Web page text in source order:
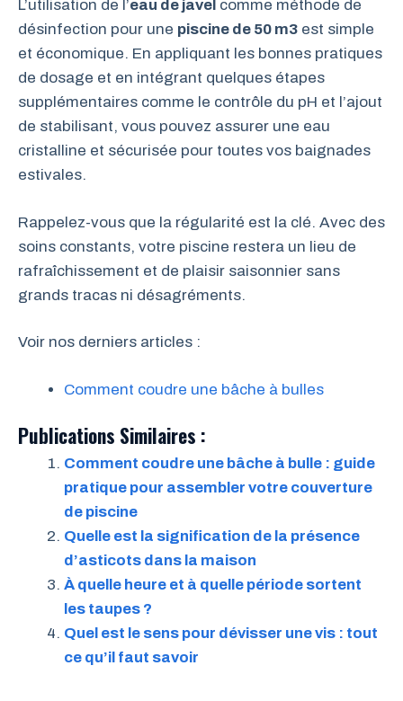
L’utilisation de l’eau de javel comme méthode de
désinfection pour une piscine de 50 m3 est simple
et économique. En appliquant les bonnes pratiques
de dosage et en intégrant quelques étapes
supplémentaires comme le contrôle du pH et l’ajout
de stabilisant, vous pouvez assurer une eau
cristalline et sécurisée pour toutes vos baignades
estivales.
Rappelez-vous que la régularité est la clé. Avec des
soins constants, votre piscine restera un lieu de
rafraîchissement et de plaisir saisonnier sans
grands tracas ni désagréments.
Voir nos derniers articles :
Comment coudre une bâche à bulles
Publications Similaires :
Comment coudre une bâche à bulle : guide
pratique pour assembler votre couverture
de piscine
Quelle est la signification de la présence
d’asticots dans la maison
À quelle heure et à quelle période sortent
les taupes ?
Quel est le sens pour dévisser une vis : tout
ce qu’il faut savoir